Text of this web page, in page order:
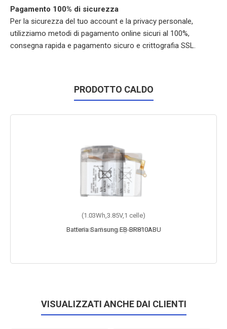
Pagamento 100% di sicurezza
Per la sicurezza del tuo account e la privacy personale,
utilizziamo metodi di pagamento online sicuri al 100%,
consegna rapida e pagamento sicuro e crittografia SSL.
PRODOTTO CALDO
(1.03Wh,3.85V,1 celle)
Batteria Samsung EB-BR810ABU
VISUALIZZATI ANCHE DAI CLIENTI